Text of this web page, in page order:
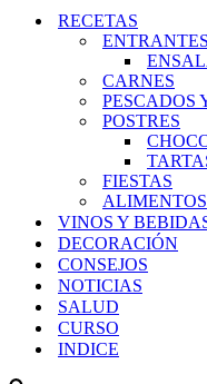
RECETAS
ENTRANTES
CARNES
PESCADOS
POSTRES
FIESTAS
ALIMENTOS
VINOS Y
DECORACIÓN
CONSEJOS
NOTICIAS
SALUD
CURSO
INDICE